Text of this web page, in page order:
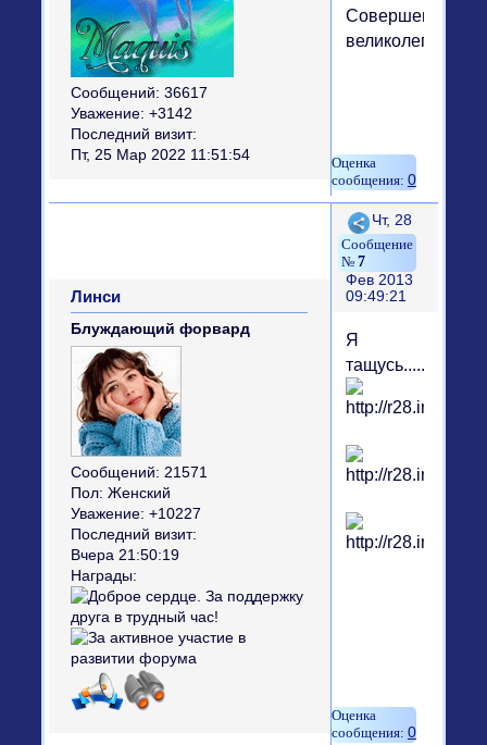
Сообщений: 36617
Уважение: +3142
Последний визит:
Пт, 25 Мар 2022 11:51:54
Совершенно
великолепие!)))
0
Поделиться
7
Чт, 28
Фев 2013
09:49:21
Линси
Блуждающий форвард
Сообщений: 21571
Пол: Женский
Уважение: +10227
Последний визит:
Вчера 21:50:19
Награды:
Я
тащусь.....
0